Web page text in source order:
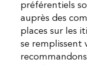
préférentiels
auprès des
places sur les
se remplissent